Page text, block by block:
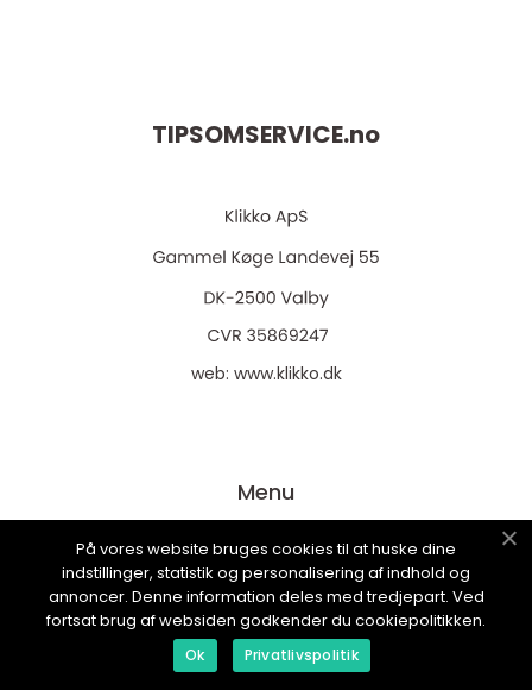
TIPSOMSERVICE.no
web: www.klikko.dk
Menu
Reklame
Om oss
Cookies
På vores website bruges cookies til at huske dine
indstillinger, statistik og personalisering af indhold og
annoncer. Denne information deles med tredjepart. Ved
fortsat brug af websiden godkender du cookiepolitikken.
Ok Privatlivspolitik